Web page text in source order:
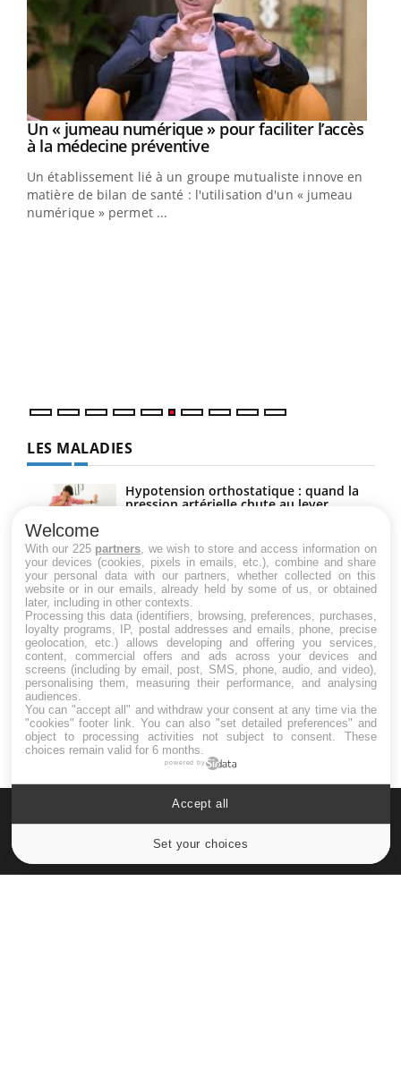
Youtube
Un « jumeau numérique » pour faciliter l’accès
à la médecine préventiveYoutube
Un établissement lié à un groupe mutualiste innove en
matière de bilan de santé : l'utilisation d'un « jumeau
numérique » permet ...
LES MALADIES
Hypotension orthostatique : quand la
pression artérielle chute au lever
Drépanocytose : une déformation des
globules rouges aux conséquences
graves
Maladie de Charcot (Sclérose latérale
amyotrophique)
Welcome
With our 225 partners , we wish to store and access information on
your devices (cookies, pixels in emails, etc.), combine and share
your personal data with our partners, whether collected on this
website or in our emails, already held by some of us, or obtained
later, including in other contexts.
Processing this data (identifiers, browsing, preferences, purchases,
loyalty programs, IP, postal addresses and emails, phone, precise
geolocation, etc.) allows developing and offering you services,
content, commercial offers and ads across your devices and
screens (including by email, post, SMS, phone, audio, and video),
personalising them, measuring their performance, and analysing
audiences.
You can "accept all" and withdraw your consent at any time via the
"cookies" footer link . You can also "set detailed preferences" and
object to processing activities not subject to consent. These
choices remain valid for 6 months.
powered by
Set your choices
Accept all